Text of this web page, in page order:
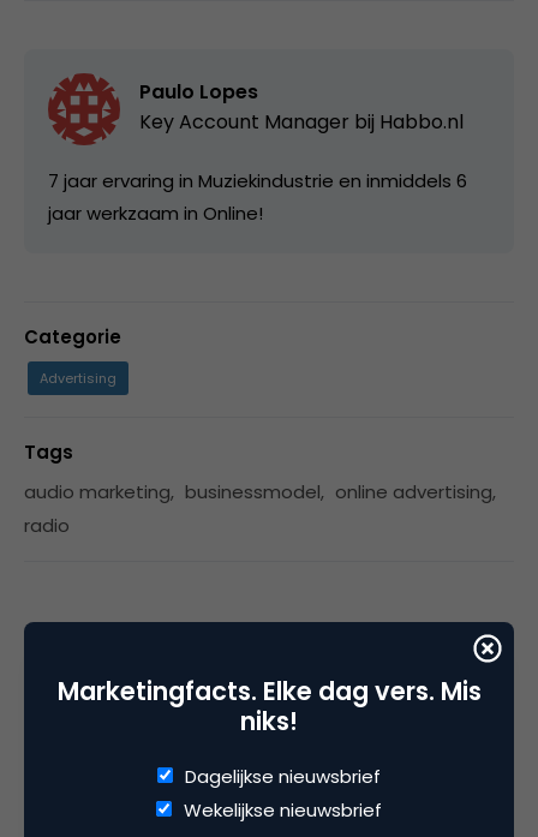
Paulo Lopes
Key Account Manager bij Habbo.nl
7 jaar ervaring in Muziekindustrie en inmiddels 6
jaar werkzaam in Online!
Categorie
Advertising
Tags
audio marketing, businessmodel, online advertising,
radio
Carlie
Marketingfacts. Elke dag vers. Mis
niks!
Dagelijkse nieuwsbrief
Wekelijkse nieuwsbrief